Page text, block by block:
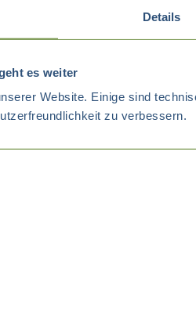
Details
es weiter
Website. Einige sind
zu verbessern.